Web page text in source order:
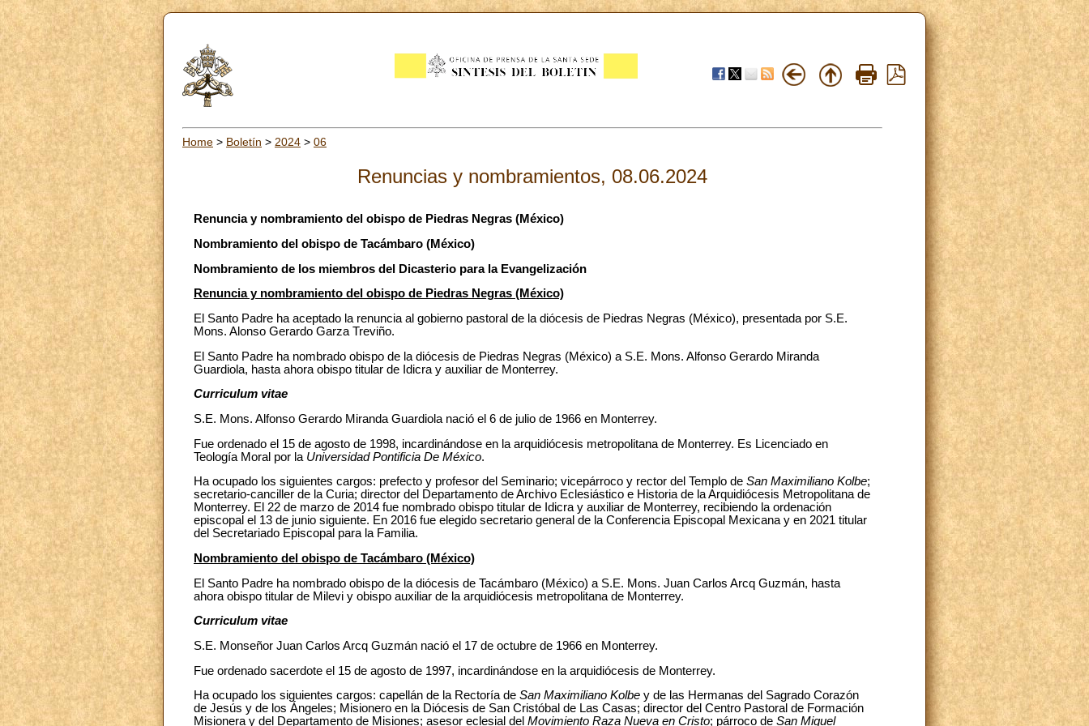
Home > Boletín > 2024 > 06
Renuncias y nombramientos, 08.06.2024
Renuncia y nombramiento del obispo de Piedras Negras (México)
Nombramiento del obispo de Tacámbaro (México)
Nombramiento de los miembros del Dicasterio para la Evangelización
Renuncia y nombramiento del obispo de Piedras Negras (México)
El Santo Padre ha aceptado la renuncia al gobierno pastoral de la diócesis de Piedras Negras (México), presentada por S.E.
Mons. Alonso Gerardo Garza Treviño.
El Santo Padre ha nombrado obispo de la diócesis de Piedras Negras (México) a S.E. Mons. Alfonso Gerardo Miranda
Guardiola, hasta ahora obispo titular de Idicra y auxiliar de Monterrey.
Curriculum vitae
S.E. Mons. Alfonso Gerardo Miranda Guardiola nació el 6 de julio de 1966 en Monterrey.
Fue ordenado el 15 de agosto de 1998, incardinándose en la arquidiócesis metropolitana de Monterrey. Es Licenciado en
Teología Moral por la Universidad Pontificia De México.
Ha ocupado los siguientes cargos: prefecto y profesor del Seminario; vicepárroco y rector del Templo de San Maximiliano Kolbe;
secretario-canciller de la Curia; director del Departamento de Archivo Eclesiástico e Historia de la Arquidiócesis Metropolitana de
Monterrey. El 22 de marzo de 2014 fue nombrado obispo titular de Idicra y auxiliar de Monterrey, recibiendo la ordenación
episcopal el 13 de junio siguiente. En 2016 fue elegido secretario general de la Conferencia Episcopal Mexicana y en 2021 titular
del Secretariado Episcopal para la Familia.
Nombramiento del obispo de Tacámbaro (México)
El Santo Padre ha nombrado obispo de la diócesis de Tacámbaro (México) a S.E. Mons. Juan Carlos Arcq Guzmán, hasta
ahora obispo titular de Milevi y obispo auxiliar de la arquidiócesis metropolitana de Monterrey.
Curriculum vitae
S.E. Monseñor Juan Carlos Arcq Guzmán nació el 17 de octubre de 1966 en Monterrey.
Fue ordenado sacerdote el 15 de agosto de 1997, incardinándose en la arquidiócesis de Monterrey.
Ha ocupado los siguientes cargos: capellán de la Rectoría de San Maximiliano Kolbe y de las Hermanas del Sagrado Corazón
de Jesús y de los Ángeles; Misionero en la Diócesis de San Cristóbal de Las Casas; director del Centro Pastoral de Formación
Misionera y del Departamento de Misiones; asesor eclesial del Movimiento Raza Nueva en Cristo; párroco de San Miguel